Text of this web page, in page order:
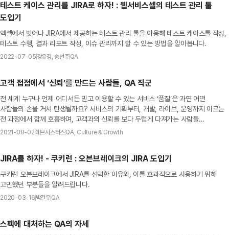
테스트 케이스 관리를 JIRA로 하자! : 웹서비스셀의 테스트 관리 툴
도입기
엑셀에서 벗어나 JIRA에서 제공하는 테스트 관리 툴을 이용해 테스트 케이스를 작성,
테스트 수행, 결과 리포트 작성, 이슈 관리까지 할 수 있는 방법을 알아봅니다.
2022-07-05강유경, 송선주QA
고객 접점에서 ‘신뢰’를 만드는 사람들, QA 직군
전 세계 누구나 언제 어디서든 믿고 이용할 수 있는 서비스 ‘품질’은 과연 어떤
사람들의 손을 거쳐 탄생될까요? 서비스의 기획부터, 개발, 라이브, 운영까지 이르는
전 과정에서 함께 호흡하며, 고객과의 신뢰를 보다 두텁게 다져가는 사람들
‘QA직군’을 만나 이야기 나눴습니다.
2021-08-02 데브시스터즈QA, Culture & Growth
JIRA를 하자! - 쿠키런 : 오븐브레이크의 JIRA 도입기
쿠키런 오븐브레이크에서 JIRA를 선택한 이유와, 이를 효과적으로 사용하기 위해
고민했던 부분들을 알려드립니다.
2020-03-16 박건우QA
스펙에 대처하는 QA의 자세